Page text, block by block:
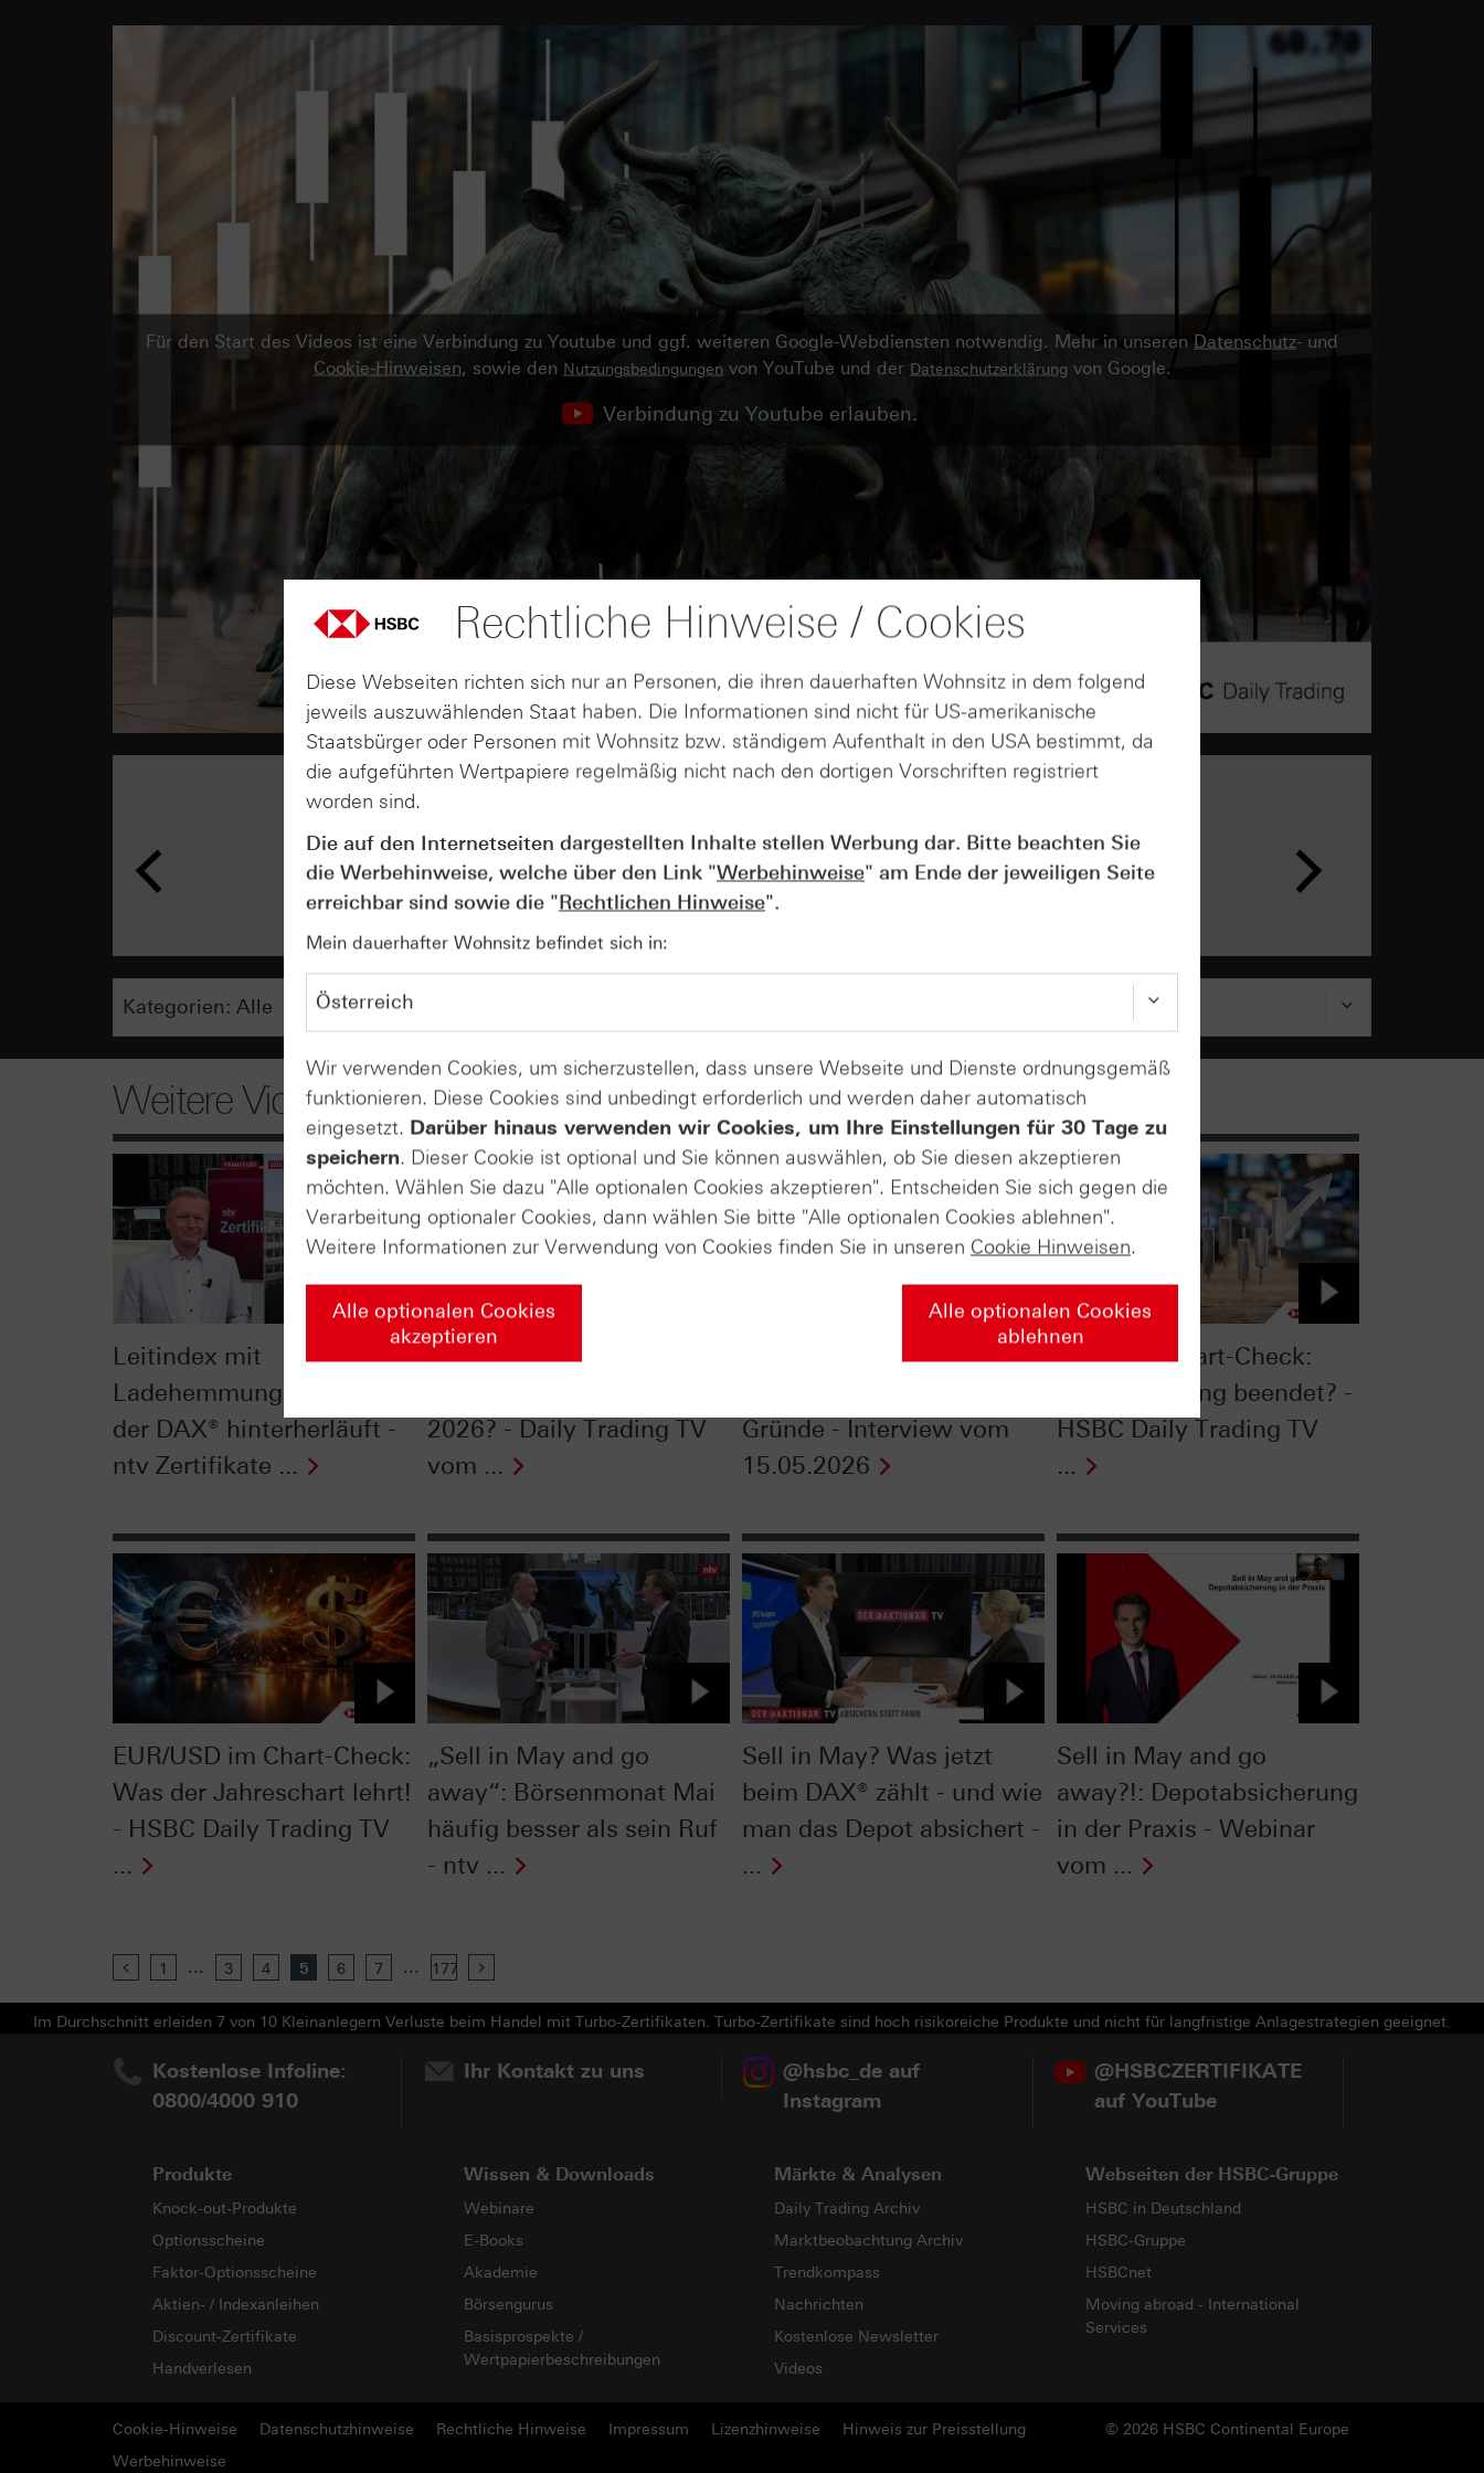
Für den Start des Videos ist eine Verbindung zu Youtube und ggf. weiteren Google-Webdiensten notwendig. Mehr in unseren Datenschutz- und
Cookie-Hinweisen, sowie den Nutzungsbedingungen von YouTube und der Datenschutzerklärung von Google.
Verbindung zu Youtube erlauben.
04
Der Blick ins Kleingedruckte: Kosten &
Kündigungen bei Derivaten - Webinar
vom 04.08.2026
Weitere Videos
Leitindex mit
Ladehemmung: Warum
der DAX® hinterherläuft -
ntv Zertifikate ...
S&P 500® im Chart-Check:
2026? - Daily Trading TV
vom ...
DAX®: Relative Schwäche
Gründe - Interview vom
15.05.2026
Silber im Chart-Check:
Konsolidierung beendet? -
HSBC Daily Trading TV
...
EUR/USD im Chart-Check:
Was der Jahreschart lehrt!
- HSBC Daily Trading TV
...
„Sell in May and go
away“: Börsenmonat Mai
häufig besser als sein Ruf
- ntv ...
Sell in May? Was jetzt
beim DAX® zählt - und wie
man das Depot absichert -
...
Sell in May and go
away?!: Depotabsicherung
in der Praxis - Webinar
vom ...
Previous
1 ... 3 4 5 6 7 ... 177
Im Durchschnitt erleiden 7 von 10 Kleinanlegern Verluste beim Handel mit Turbo-Zertifikaten. Turbo-Zertifikate sind hoch risikoreiche Produkte und nicht für langfristige Anlagestrategien geeignet.
Kostenlose Infoline:
0800/4000 910
Ihr Kontakt zu uns
@hsbc_de auf
Instagram
@HSBCZERTIFIKATE
auf YouTube
Produkte
Knock-out-Produkte
Optionsscheine
Faktor-Optionsscheine
Aktien- / Indexanleihen
Discount-Zertifikate
Handverlesen
Wissen & Downloads
Webinare
E-Books
Akademie
Börsengurus
Basisprospekte /
Wertpapierbeschreibungen
Märkte & Analysen
Daily Trading Archiv
Marktbeobachtung Archiv
Trendkompass
Nachrichten
Kostenlose Newsletter
Videos
Webseiten der HSBC-Gruppe
HSBC in Deutschland
HSBC-Gruppe
HSBCnet
Moving abroad - International
Services
Cookie-Hinweise Datenschutzhinweise Rechtliche Hinweise Impressum Lizenzhinweise © 2026 HSBC Continental Europe
Hinweis zur Preisstellung
Werbehinweise
Rechtliche Hinweise / Cookies
Diese Webseiten richten sich nur an Personen, die ihren dauerhaften Wohnsitz in dem folgend
jeweils auszuwählenden Staat haben. Die Informationen sind nicht für US-amerikanische
Staatsbürger oder Personen mit Wohnsitz bzw. ständigem Aufenthalt in den USA bestimmt, da
die aufgeführten Wertpapiere regelmäßig nicht nach den dortigen Vorschriften registriert
worden sind.
Die auf den Internetseiten dargestellten Inhalte stellen Werbung dar. Bitte beachten Sie
die Werbehinweise, welche über den Link "Werbehinweise" am Ende der jeweiligen Seite
erreichbar sind sowie die "Rechtlichen Hinweise".
Mein dauerhafter Wohnsitz befindet sich in:
Wir verwenden Cookies, um sicherzustellen, dass unsere Webseite und Dienste ordnungsgemäß
funktionieren. Diese Cookies sind unbedingt erforderlich und werden daher automatisch
eingesetzt. Darüber hinaus verwenden wir Cookies, um Ihre Einstellungen für 30 Tage zu
speichern. Dieser Cookie ist optional und Sie können auswählen, ob Sie diesen akzeptieren
möchten. Wählen Sie dazu "Alle optionalen Cookies akzeptieren". Entscheiden Sie sich gegen die
Verarbeitung optionaler Cookies, dann wählen Sie bitte "Alle optionalen Cookies ablehnen".
Weitere Informationen zur Verwendung von Cookies finden Sie in unseren Cookie Hinweisen.
Alle optionalen Cookies
akzeptieren
Alle optionalen Cookies
ablehnen